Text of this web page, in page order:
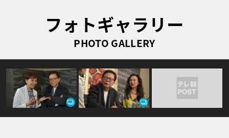
フォトギャラリー
PHOTO GALLERY